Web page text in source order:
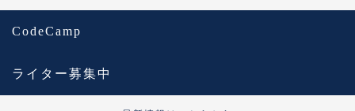
CodeCamp
ライター募集中